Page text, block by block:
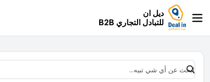
ديل ان
للتبادل التجاري B2B